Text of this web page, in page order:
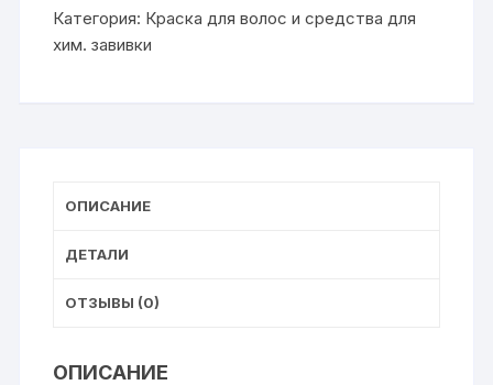
Колор
A10
Категория: Краска для волос и средства для
хим. завивки
ОПИСАНИЕ
ДЕТАЛИ
ОТЗЫВЫ (0)
ОПИСАНИЕ